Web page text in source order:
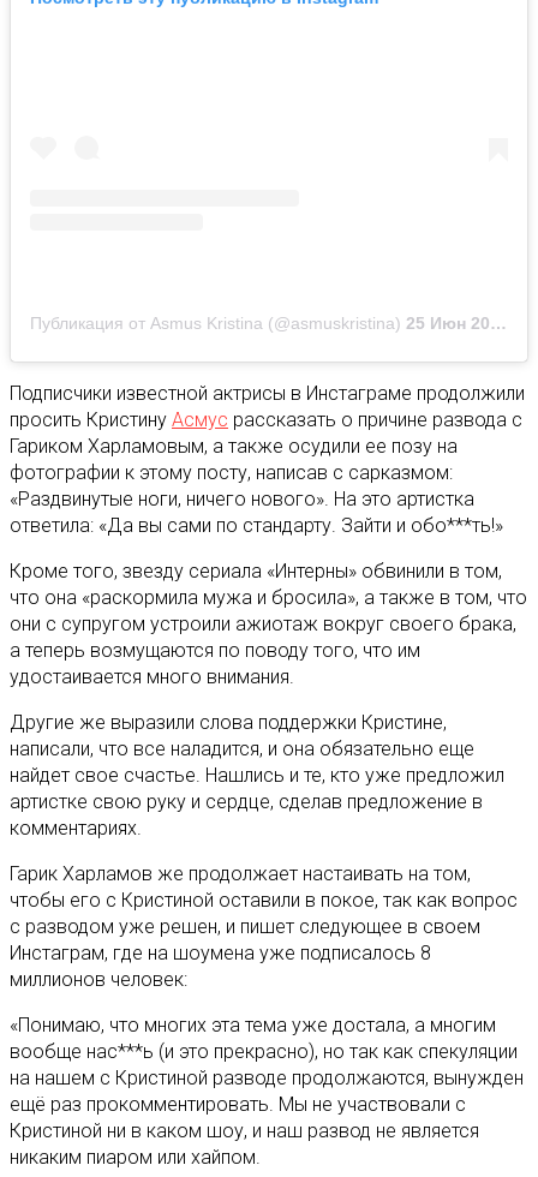
Публикация от Asmus Kristina (@asmuskristina) 25 Июн 2020 в 9:41 PDT
Подписчики известной актрисы в Инстаграме продолжили
просить Кристину Асмус рассказать о причине развода с
Гариком Харламовым, а также осудили ее позу на
фотографии к этому посту, написав с сарказмом:
«Раздвинутые ноги, ничего нового». На это артистка
ответила: «Да вы сами по стандарту. Зайти и обо***ть!»
Кроме того, звезду сериала «Интерны» обвинили в том,
что она «раскормила мужа и бросила», а также в том, что
они с супругом устроили ажиотаж вокруг своего брака,
а теперь возмущаются по поводу того, что им
удостаивается много внимания.
Другие же выразили слова поддержки Кристине,
написали, что все наладится, и она обязательно еще
найдет свое счастье. Нашлись и те, кто уже предложил
артистке свою руку и сердце, сделав предложение в
комментариях.
Гарик Харламов же продолжает настаивать на том,
чтобы его с Кристиной оставили в покое, так как вопрос
с разводом уже решен, и пишет следующее в своем
Инстаграм, где на шоумена уже подписалось 8
миллионов человек:
«Понимаю, что многих эта тема уже достала, а многим
вообще нас***ь (и это прекрасно), но так как спекуляции
на нашем с Кристиной разводе продолжаются, вынужден
ещё раз прокомментировать. Мы не участвовали с
Кристиной ни в каком шоу, и наш развод не является
никаким пиаром или хайпом.